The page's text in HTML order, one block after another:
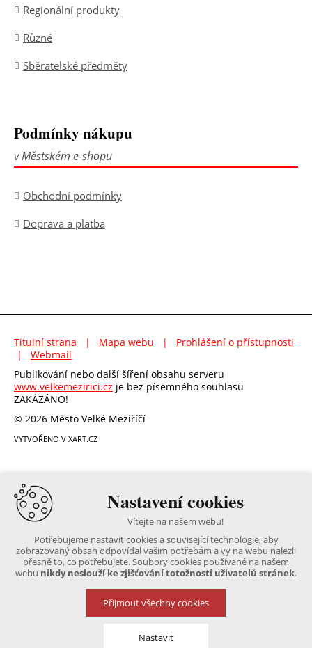
Regionální produkty
Různé
Sběratelské předměty
Podmínky nákupu
v Městském e-shopu
Obchodní podmínky
Doprava a platba
Titulní strana | Mapa webu | Prohlášení o přístupnosti
| Webmail
Publikování nebo další šíření obsahu serveru
www.velkemezirici.cz je bez písemného souhlasu
ZAKÁZÁNO!
© 2026 Město Velké Meziříčí
VYTVOŘENO V XART.CZ
Nastavení cookies
Vítejte na našem webu!
Potřebujeme nastavit cookies a související technologie, aby
zobrazovaný obsah odpovídal vašim potřebám a vy na webu nalezli
přesně to, co potřebujete. Soubory cookies používané na našem
webu nikdy neslouží ke zjišťování totožnosti uživatelů stránek.
Přijmout všechny cookies
Nastavit